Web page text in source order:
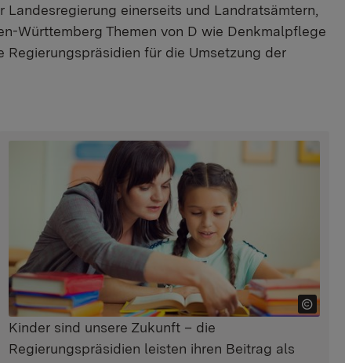
einerseits und Landratsämtern,
Württemberg Themen von D wie Denkmalpflege
für die Umsetzung der
Kinder sind unsere Zukunft – die
Regierungspräsidien leisten ihren Beitrag als